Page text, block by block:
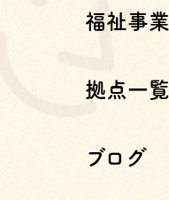
福祉事業
拠点一覧
ブログ